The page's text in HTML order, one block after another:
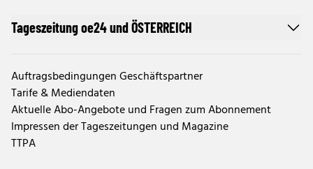
Tageszeitung oe24 und ÖSTERREICH
Auftragsbedingungen Geschäftspartner
Tarife & Mediendaten
Aktuelle Abo-Angebote und Fragen zum Abonnement
Impressen der Tageszeitungen und Magazine
TTPA